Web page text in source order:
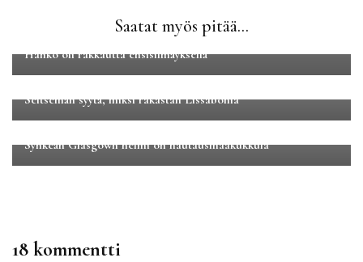
Saatat myös pitää...
Maakuntamatkat
Hanko oli rakkautta ensisilmäyksellä
Seitsemän syytä, miksi rakastan Lissabonia
Synkeän Glasgown helmi on hautausmaakukkula
18 kommentti